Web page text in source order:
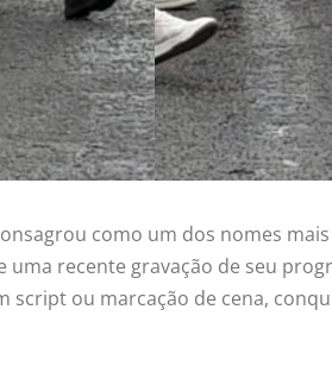
como um dos nomes
recente gravação de seu
script ou marcação de cena,